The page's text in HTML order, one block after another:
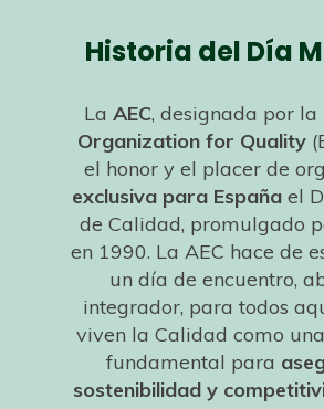
Historia del Día
La AEC, designada por la
Organization for Quality
el honor y el placer de
exclusiva para España el
de Calidad, promulgado
en 1990. La AEC hace de
un día de encuentro,
integrador, para todos
viven la Calidad como
fundamental para
sostenibilidad y